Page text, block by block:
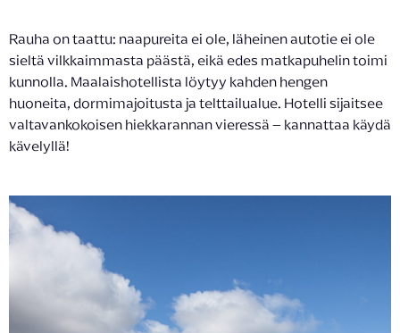
Rauha on taattu: naapureita ei ole, läheinen autotie ei ole
sieltä vilkkaimmasta päästä, eikä edes matkapuhelin toimi
kunnolla. Maalaishotellista löytyy kahden hengen
huoneita, dormimajoitusta ja telttailualue. Hotelli sijaitsee
valtavankokoisen hiekkarannan vieressä – kannattaa käydä
kävelyllä!